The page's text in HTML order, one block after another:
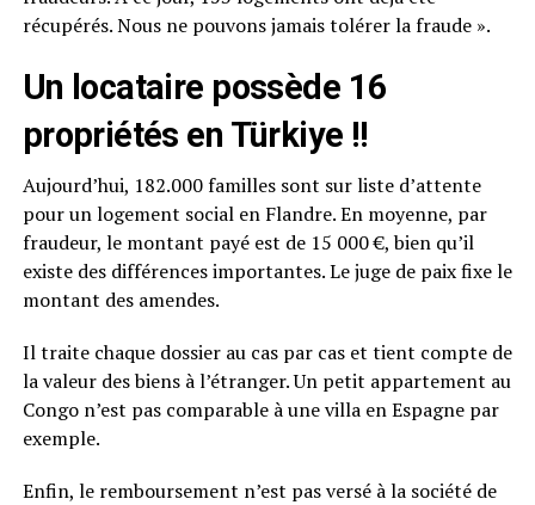
récupérés. Nous ne pouvons jamais tolérer la fraude ».
Un locataire possède 16
propriétés en Türkiye !!
Aujourd’hui, 182.000 familles sont sur liste d’attente
pour un logement social en Flandre. En moyenne, par
fraudeur, le montant payé est de 15 000 €, bien qu’il
existe des différences importantes. Le juge de paix fixe le
montant des amendes.
Il traite chaque dossier au cas par cas et tient compte de
la valeur des biens à l’étranger. Un petit appartement au
Congo n’est pas comparable à une villa en Espagne par
exemple.
Enfin, le remboursement n’est pas versé à la société de